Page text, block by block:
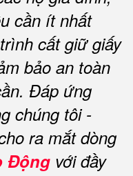
cần ít nhất
cất giữ giấy
bảo an toàn
Đáp ứng
chúng tôi -
ra mắt dòng
Động với đầy